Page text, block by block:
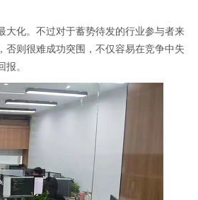
大化。不过对于蓄势待发的行业参与者来
否则很难成功突围，不仅容易在竞争中失
。